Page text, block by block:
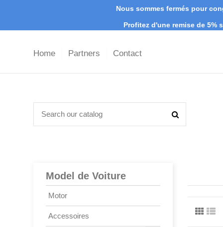
Nous sommes fermés pour
Profitez d'une remise de
Home Partners Contact
Model de Voiture
Motor
Accessoires